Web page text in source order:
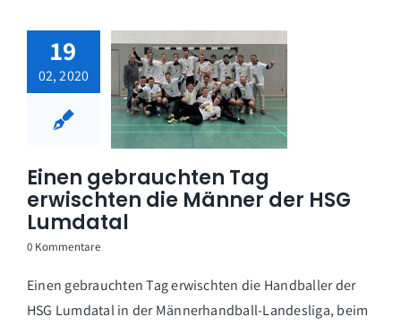
19
02, 2020
Einen gebrauchten Tag
erwischten die Männer der HSG
Lumdatal
0 Kommentare
Einen gebrauchten Tag erwischten die Handballer der
HSG Lumdatal in der Männerhandball-Landesliga, beim